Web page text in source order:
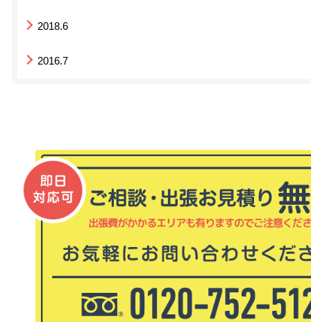
2018.6
2016.7